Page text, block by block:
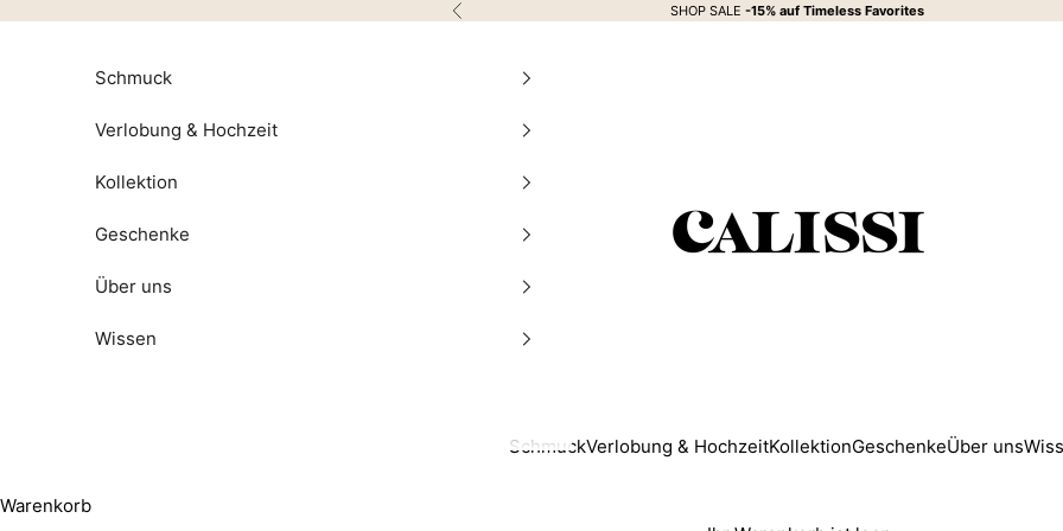
Zurück SHOP SALE -15% auf Timeless Favorites
SchmuckVerlobung & HochzeitKollektionGeschenkeÜber uns
Schmuck
Verlobung & Hochzeit
Kollektion
Geschenke
Über uns
Wissen
Warenkorb